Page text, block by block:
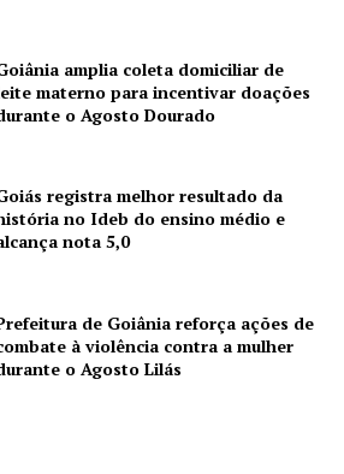
amplia coleta domiciliar de
materno para incentivar doações
o Agosto Dourado
registra melhor resultado da
no Ideb do ensino médio e
nota 5,0
de Goiânia reforça ações de
à violência contra a mulher
o Agosto Lilás